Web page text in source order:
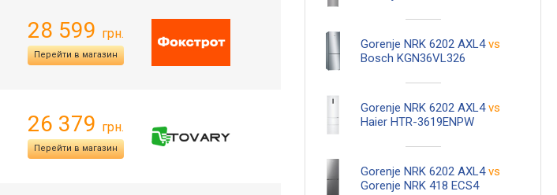
28 599 грн.
Перейти в магазин
26 379 грн.
Перейти в магазин
Gorenje NRK 6202 AXL4 vs
Bosch KGN36VL326
Gorenje NRK 6202 AXL4 vs
Haier HTR-3619ENPW
Gorenje NRK 6202 AXL4 vs
Gorenje NRK 418 ECS4